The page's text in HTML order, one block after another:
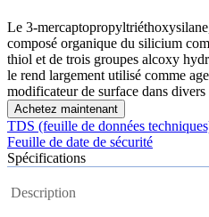
Le 3-
composé organique du silicium
thiol et de trois groupes alcoxy
le rend largement utilisé comme
modificateur de surface dans divers
Achetez maintenant
TDS (feuille de données
Feuille de date de sécurité
Spécifications
Description